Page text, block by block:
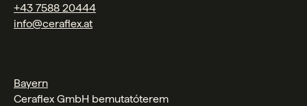
+43 7588 20444
info@ceraflex.at
Bayern
Ceraflex GmbH bemutatóterem